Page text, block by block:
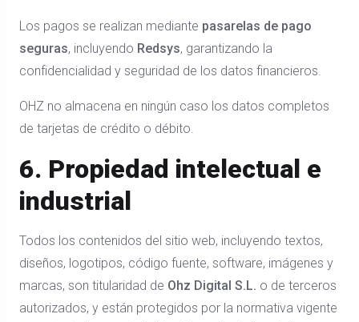
Los pagos se realizan mediante pasarelas de pago
seguras, incluyendo Redsys, garantizando la
confidencialidad y seguridad de los datos financieros.
OHZ no almacena en ningún caso los datos completos
de tarjetas de crédito o débito.
6. Propiedad intelectual e
industrial
Todos los contenidos del sitio web, incluyendo textos,
diseños, logotipos, código fuente, software, imágenes y
marcas, son titularidad de Ohz Digital S.L. o de terceros
autorizados, y están protegidos por la normativa vigente